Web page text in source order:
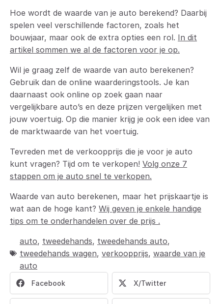
Hoe wordt de waarde van je auto berekend? Daarbij
spelen veel verschillende factoren, zoals het
bouwjaar, maar ook de extra opties een rol. In dit
artikel sommen we al de factoren voor je op.
Wil je graag zelf de waarde van auto berekenen?
Gebruik dan de online waarderingstools. Je kan
daarnaast ook online op zoek gaan naar
vergelijkbare auto’s en deze prijzen vergelijken met
jouw voertuig. Op die manier krijg je ook een idee van
de marktwaarde van het voertuig.
Tevreden met de verkoopprijs die je voor je auto
kunt vragen? Tijd om te verkopen! Volg onze 7
stappen om je auto snel te verkopen.
Waarde van auto berekenen, maar het prijskaartje is
wat aan de hoge kant? Wij geven je enkele handige
tips om te onderhandelen over de prijs .
auto, tweedehands, tweedehands auto,
tweedehands wagen, verkoopprijs, waarde van je
auto
Facebook X/Twitter